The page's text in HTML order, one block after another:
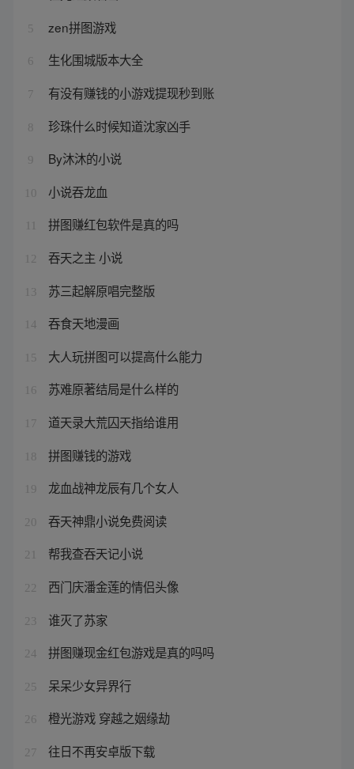
5 zen拼图游戏
6 生化围城版本大全
7 有没有赚钱的小游戏提现秒到账
8 珍珠什么时候知道沈家凶手
9 By沐沐的小说
10 小说吞龙血
拼图赚红包软件是真的吗
12 吞天之主 小说
13 苏三起解原唱完整版
14 吞食天地漫画
15 大人玩拼图可以提高什么能力
16 苏难原著结局是什么样的
17 道天录大荒囚天指给谁用
18 拼图赚钱的游戏
19 龙血战神龙辰有几个女人
20 吞天神鼎小说免费阅读
21 帮我查吞天记小说
22 西门庆潘金莲的情侣头像
23 谁灭了苏家
24 拼图赚现金红包游戏是真的吗吗
25 呆呆少女异界行
26 橙光游戏 穿越之姻缘劫
27 往日不再安卓版下载